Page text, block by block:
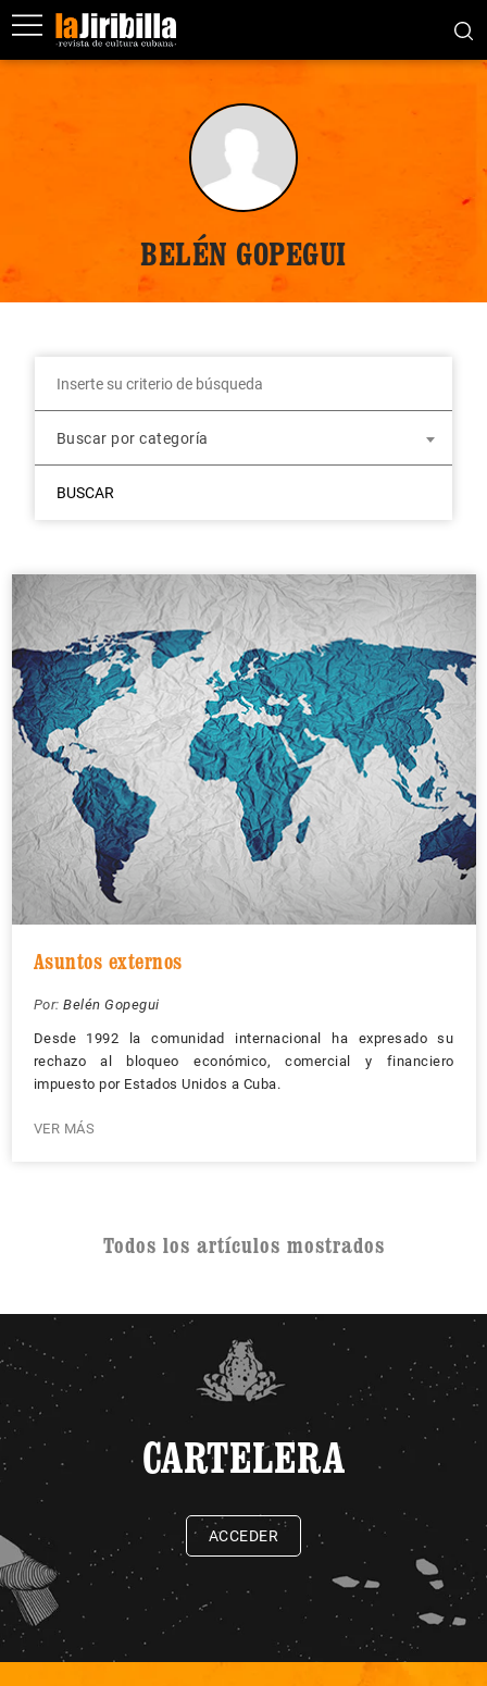
BELÉN GOPEGUI
Buscar por categoría
BUSCAR
Asuntos externos
Por: Belén Gopegui
Desde 1992 la comunidad internacional ha expresado su
rechazo al bloqueo económico, comercial y financiero
impuesto por Estados Unidos a Cuba.
VER MÁS
Todos los artículos mostrados
CARTELERA
ACCEDER